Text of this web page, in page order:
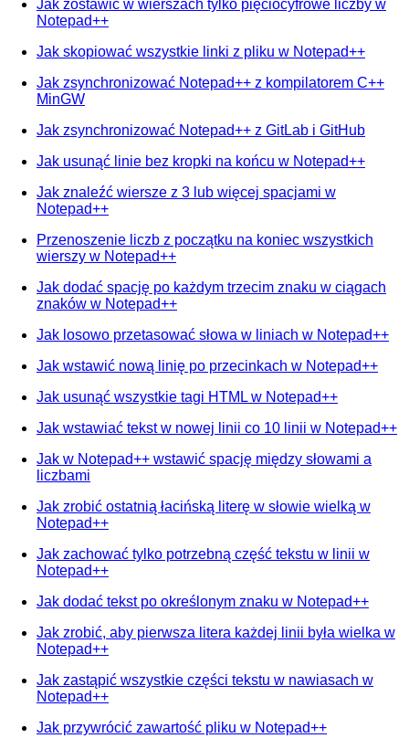
Jak zostawić w wierszach tylko pięciocyfrowe liczby w
Notepad++
Jak skopiować wszystkie linki z pliku w Notepad++
Jak zsynchronizować Notepad++ z kompilatorem C++
MinGW
Jak zsynchronizować Notepad++ z GitLab i GitHub
Jak usunąć linie bez kropki na końcu w Notepad++
Jak znaleźć wiersze z 3 lub więcej spacjami w
Notepad++
Przenoszenie liczb z początku na koniec wszystkich
wierszy w Notepad++
Jak dodać spację po każdym trzecim znaku w ciągach
znaków w Notepad++
Jak losowo przetasować słowa w liniach w Notepad++
Jak wstawić nową linię po przecinkach w Notepad++
Jak usunąć wszystkie tagi HTML w Notepad++
Jak wstawiać tekst w nowej linii co 10 linii w Notepad++
Jak w Notepad++ wstawić spację między słowami a
liczbami
Jak zrobić ostatnią łacińską literę w słowie wielką w
Notepad++
Jak zachować tylko potrzebną część tekstu w linii w
Notepad++
Jak dodać tekst po określonym znaku w Notepad++
Jak zrobić, aby pierwsza litera każdej linii była wielka w
Notepad++
Jak zastąpić wszystkie części tekstu w nawiasach w
Notepad++
Jak przywrócić zawartość pliku w Notepad++